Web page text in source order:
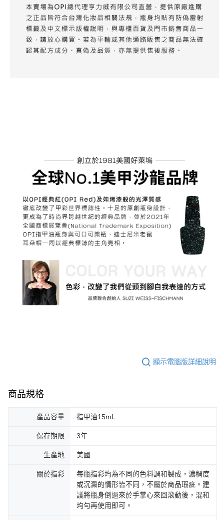
顯示電腦版詳細說明
商品規格
產品容量 指甲油15mL
保存期限 3年
生產地 美國
關於指彩
每瓶指彩均為不同的色料調和製成，濃稠度
或沉澱的情形皆不同，不屬於商品瑕疵。建
議將瓶身倒過來於手掌心來回滾動後，混和
均勻再使用即可。